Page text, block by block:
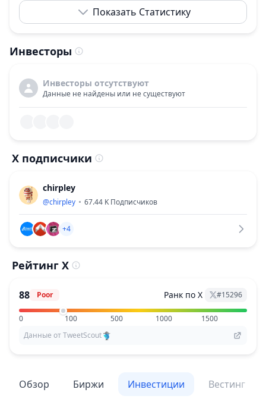
Показать Статистику
Инвесторы
Инвесторы отсутствуют
Данные не найдены или не существуют
X подписчики
chirpley
@chirpley 67.44 K Подписчиков
+4
Рейтинг X
88 Poor Ранк по X #15296
0 100 500 1000
1500
Данные от TweetScout
Обзор Биржи Инвестиции Вестинг